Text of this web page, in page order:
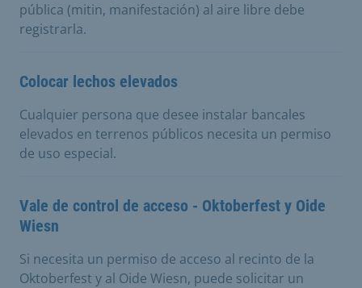
pública (mitin, manifestación) al aire libre debe
registrarla.
Colocar lechos elevados
Cualquier persona que desee instalar bancales
elevados en terrenos públicos necesita un permiso
de uso especial.
Vale de control de acceso - Oktoberfest y Oide
Wiesn
Si necesita un permiso de acceso al recinto de la
Oktoberfest y al Oide Wiesn, puede solicitar un